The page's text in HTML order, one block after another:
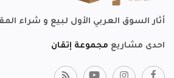
أثار السوق العربي الأول لبيع و شراء
احدى مشاريع مجموعة إتقان